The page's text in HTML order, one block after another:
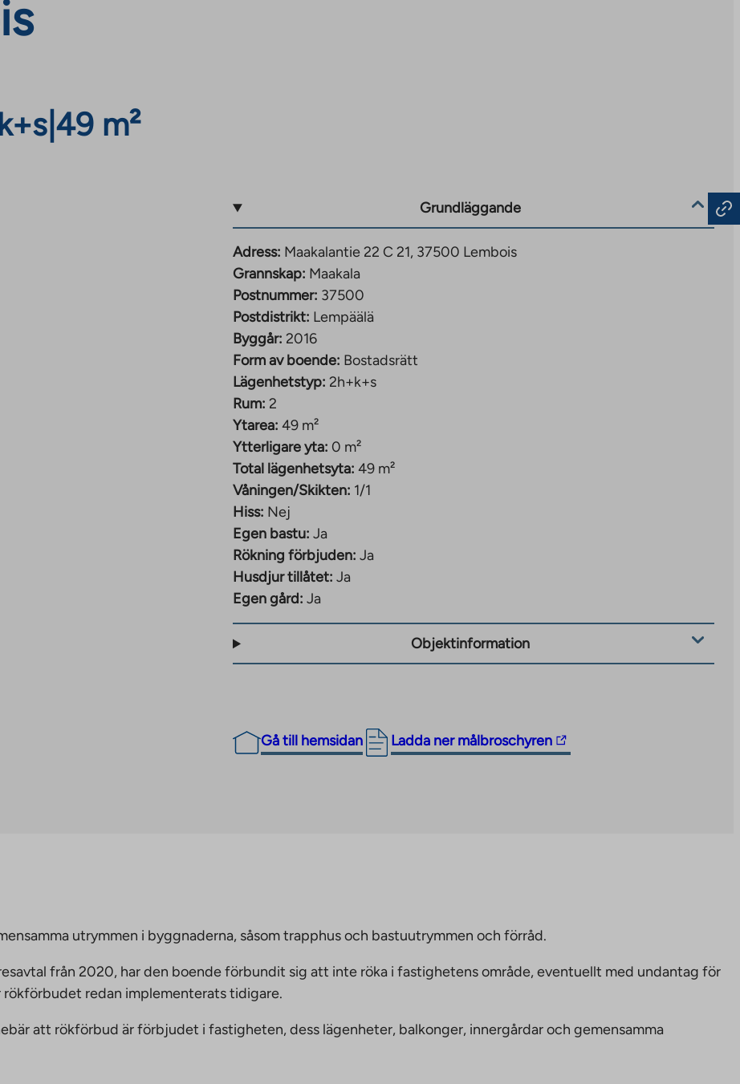
49 m²
Grundläggande
Adress: Maakalantie 22 C 21, 37500 Lembois
Grannskap: Maakala
Postnummer: 37500
Postdistrikt: Lempäälä
Byggår: 2016
Form av boende: Bostadsrätt
Lägenhetstyp: 2h+k+s
Rum: 2
Ytarea: 49 m²
Ytterligare yta: 0 m²
Total lägenhetsyta: 49 m²
Våningen/Skikten: 1/1
Hiss: Nej
Egen bastu: Ja
Rökning förbjuden: Ja
Husdjur tillåtet: Ja
Egen gård: Ja
Objektinformation
Gå till hemsidan Ladda ner målbroschyren
The
opens
a
tab
utrymmen i byggnaderna, såsom trapphus och bastuutrymmen och förråd.
från 2020, har den boende förbundit sig att inte röka i fastighetens område, eventuellt med undantag för
redan implementerats tidigare.
att rökförbud är förbjudet i fastigheten, dess lägenheter, balkonger, innergårdar och gemensamma